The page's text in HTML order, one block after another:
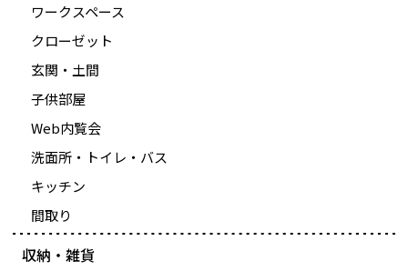
ワークスペース
クローゼット
玄関・土間
子供部屋
Web内覧会
洗面所・トイレ・バス
キッチン
間取り
収納・雑貨